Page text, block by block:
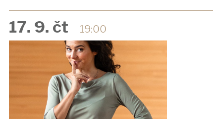
17. 9. čt 19:00